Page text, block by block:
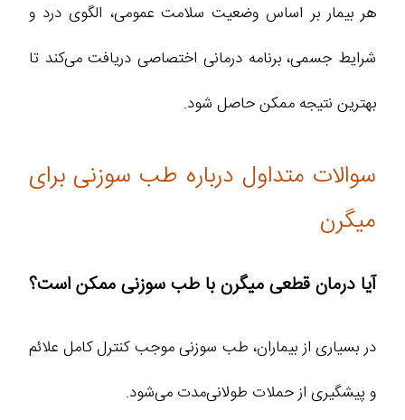
هر بیمار بر اساس وضعیت سلامت عمومی، الگوی درد و
شرایط جسمی، برنامه درمانی اختصاصی دریافت می‌کند تا
بهترین نتیجه ممکن حاصل شود.
سوالات متداول درباره طب سوزنی برای
میگرن
آیا درمان قطعی میگرن با طب سوزنی ممکن است؟
در بسیاری از بیماران، طب سوزنی موجب کنترل کامل علائم
و پیشگیری از حملات طولانی‌مدت می‌شود.